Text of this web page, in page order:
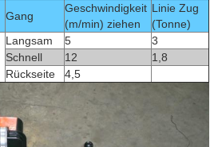
Gang
Geschwindigkeit
(m/min) ziehen
Linie Zug
(Tonne)
Langsam 5
3
Schnell
12
1,8
Rückseite
4,5